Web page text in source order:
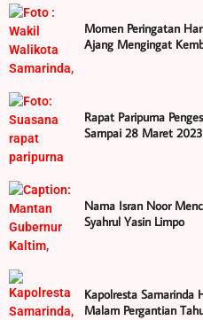
Momen Peringatan
Ajang Mengingat
Rapat Paripurna
Sampai 28 Maret
Nama Isran Noor
Syahrul Yasin Limpo
Kapolresta Samarinda
Malam Pergantian